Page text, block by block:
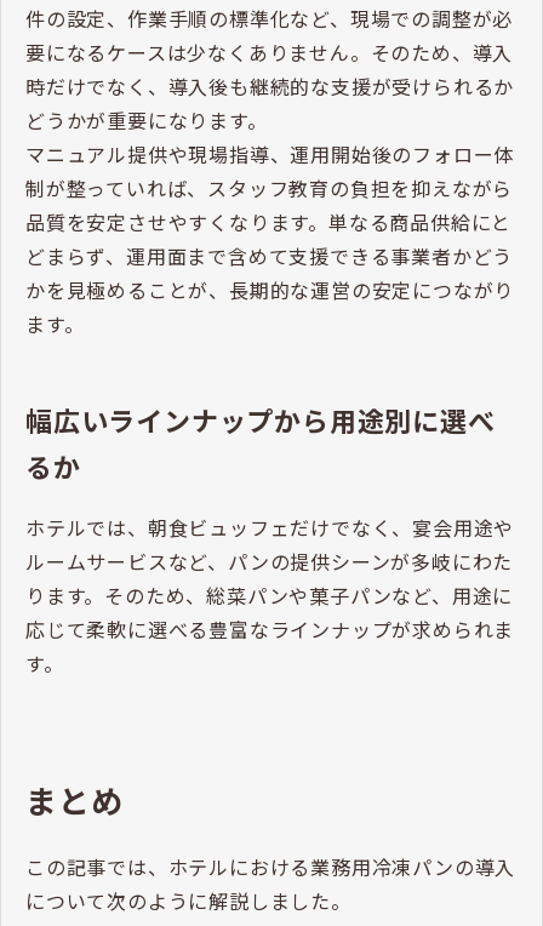
件の設定、作業手順の標準化など、現場での調整が必
要になるケースは少なくありません。そのため、導入
時だけでなく、導入後も継続的な支援が受けられるか
どうかが重要になります。
マニュアル提供や現場指導、運用開始後のフォロー体
制が整っていれば、スタッフ教育の負担を抑えながら
品質を安定させやすくなります。単なる商品供給にと
どまらず、運用面まで含めて支援できる事業者かどう
かを見極めることが、長期的な運営の安定につながり
ます。
幅広いラインナップから用途別に選べ
るか
ホテルでは、朝食ビュッフェだけでなく、宴会用途や
ルームサービスなど、パンの提供シーンが多岐にわた
ります。そのため、総菜パンや菓子パンなど、用途に
応じて柔軟に選べる豊富なラインナップが求められま
す。
まとめ
この記事では、ホテルにおける業務用冷凍パンの導入
について次のように解説しました。